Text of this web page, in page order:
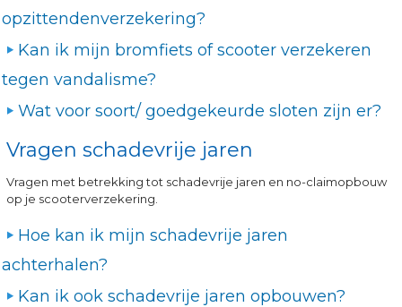
opzittendenverzekering?
Kan ik mijn bromfiets of scooter verzekeren
tegen vandalisme?
Wat voor soort/ goedgekeurde sloten zijn er?
Vragen schadevrije jaren
Vragen met betrekking tot schadevrije jaren en no-claimopbouw
op je scooterverzekering.
Hoe kan ik mijn schadevrije jaren
achterhalen?
Kan ik ook schadevrije jaren opbouwen?